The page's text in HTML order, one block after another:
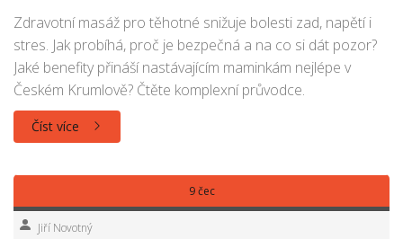
Zdravotní masáž pro těhotné snižuje bolesti zad, napětí i
stres. Jak probíhá, proč je bezpečná a na co si dát pozor?
Jaké benefity přináší nastávajícím maminkám nejlépe v
Českém Krumlově? Čtěte komplexní průvodce.
Číst více
9 čec
Jiří Novotný